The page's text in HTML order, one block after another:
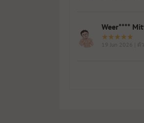
Weer****
19 Jun 2026 |